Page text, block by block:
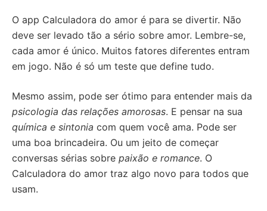
O app Calculadora do amor é para se divertir. Não
deve ser levado tão a sério sobre amor. Lembre-se,
cada amor é único. Muitos fatores diferentes entram
em jogo. Não é só um teste que define tudo.
Mesmo assim, pode ser ótimo para entender mais da
psicologia das relações amorosas. E pensar na sua
química e sintonia com quem você ama. Pode ser
uma boa brincadeira. Ou um jeito de começar
conversas sérias sobre paixão e romance. O
Calculadora do amor traz algo novo para todos que
usam.